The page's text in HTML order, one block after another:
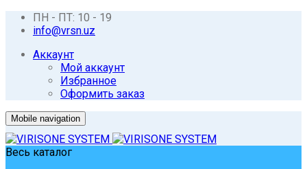
ПН - ПТ: 10 - 19
info@vrsn.uz
Аккаунт
Мой аккаунт
Избранное
Оформить заказ
Mobile navigation
Весь каталог